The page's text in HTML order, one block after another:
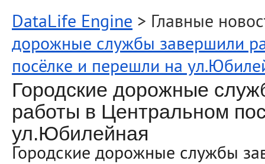
DataLife Engine > Главные
дорожные службы завершили
посёлке и перешли на
Городские дорожные
работы в Центральном
ул.Юбилейная
Городские дорожные службы